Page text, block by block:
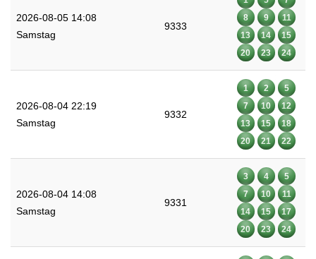
2026-08-05 14:08
Samstag
9333
8
9
11
13
14
15
20
23 24
2026-08-04 22:19
Samstag
9332
1 2
5
7
10
12
13
15
18
20
21 22
2026-08-04 14:08
Samstag
9331
3 4
5
7
10
11
14
15
17
20
23 24